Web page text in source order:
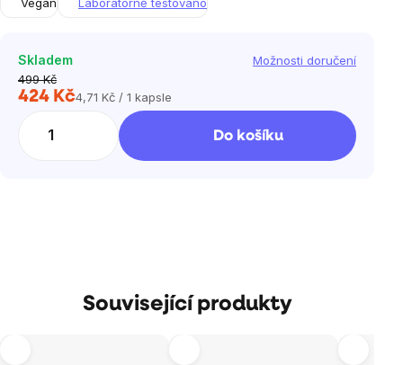
Skladem
Možnosti doručení
499 Kč
424 KčMěrná
4,71 Kč / 1 kapsle
Do košíku
Související produkty